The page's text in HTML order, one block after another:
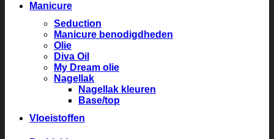
Manicure
Seduction
Manicure benodigdheden
Olie
Diva Oil
My Dream olie
Nagellak
Nagellak kleuren
Base/top
Vloeistoffen